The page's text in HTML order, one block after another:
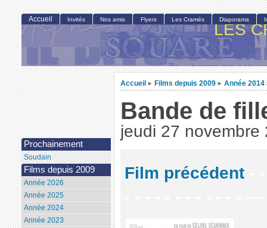
LES
Accueil > Films depuis 2009 > Année 2014
Bande de
jeudi 27 novembre
Film précédent
Accueil Invités Nos amis Flyers Les Cramés Diaporama
Prochainement
Soudain
Films depuis 2009
Année 2026
Année 2025
Année 2024
Année 2023